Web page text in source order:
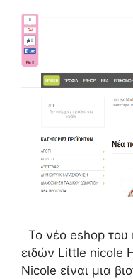
Το νέο eshop του
ειδών Little nicole
Nicole είναι μια